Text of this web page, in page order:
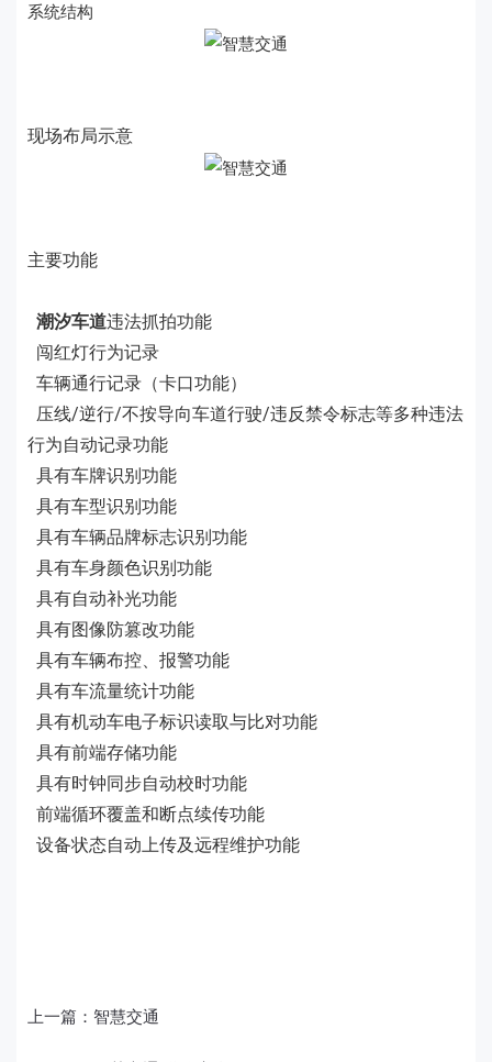
系统结构
现场布局示意
主要功能
潮汐车道违法抓拍功能
闯红灯行为记录
车辆通行记录（卡口功能）
压线/逆行/不按导向车道行驶/违反禁令标志等多种违法
行为自动记录功能
具有车牌识别功能
具有车型识别功能
具有车辆品牌标志识别功能
具有车身颜色识别功能
具有自动补光功能
具有图像防篡改功能
具有车辆布控、报警功能
具有车流量统计功能
具有机动车电子标识读取与比对功能
具有前端存储功能
具有时钟同步自动校时功能
前端循环覆盖和断点续传功能
设备状态自动上传及远程维护功能
上一篇： 智慧交通